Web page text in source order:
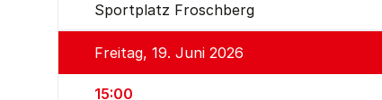
Sportplatz Froschberg
Freitag, 19. Juni 2026
15:00